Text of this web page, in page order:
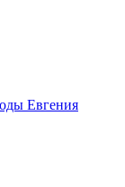
Евгения